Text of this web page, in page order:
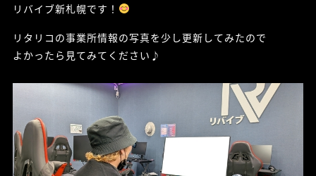
リバイブ新札幌です！
リタリコの事業所情報の写真を少し更新してみたので
よかったら見てみてください♪